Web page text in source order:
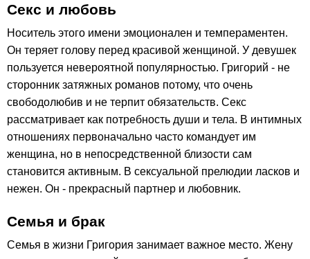
Секс и любовь
Носитель этого имени эмоционален и темпераментен.
Он теряет голову перед красивой женщиной. У девушек
пользуется невероятной популярностью. Григорий - не
сторонник затяжных романов потому, что очень
свободолюбив и не терпит обязательств. Секс
рассматривает как потребность души и тела. В интимных
отношениях первоначально часто командует им
женщина, но в непосредственной близости сам
становится активным. В сексуальной прелюдии ласков и
нежен. Он - прекрасный партнер и любовник.
Семья и брак
Семья в жизни Григория занимает важное место. Жену